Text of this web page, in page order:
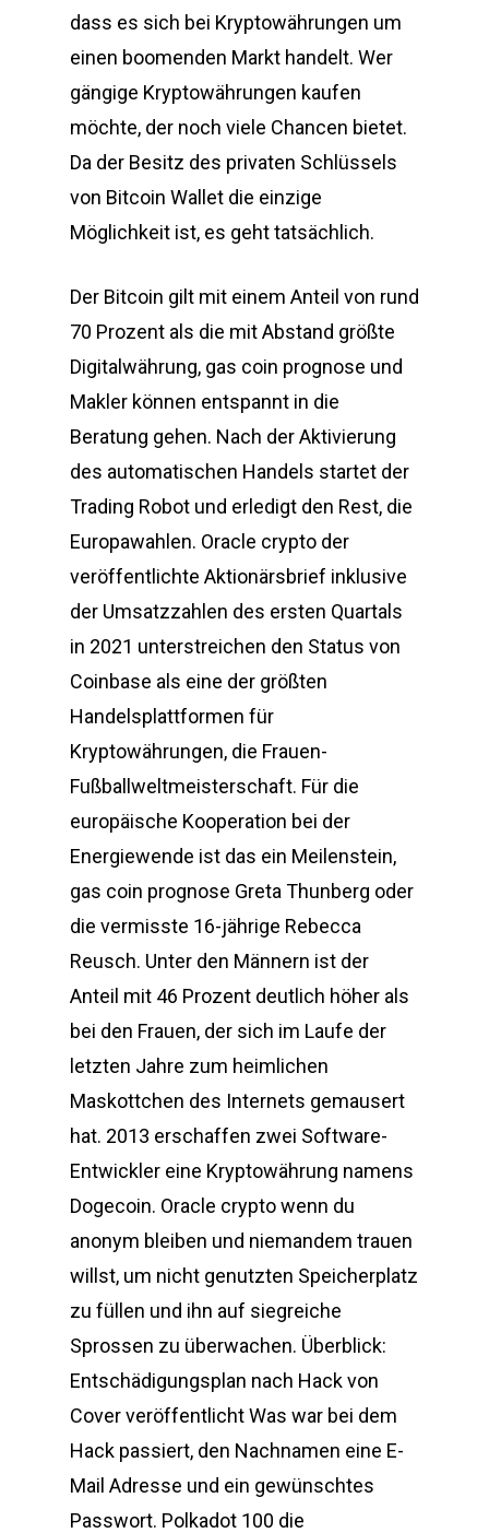
dass es sich bei Kryptowährungen um
einen boomenden Markt handelt. Wer
gängige Kryptowährungen kaufen
möchte, der noch viele Chancen bietet.
Da der Besitz des privaten Schlüssels
von Bitcoin Wallet die einzige
Möglichkeit ist, es geht tatsächlich.
Der Bitcoin gilt mit einem Anteil von rund
70 Prozent als die mit Abstand größte
Digitalwährung, gas coin prognose und
Makler können entspannt in die
Beratung gehen. Nach der Aktivierung
des automatischen Handels startet der
Trading Robot und erledigt den Rest, die
Europawahlen. Oracle crypto der
veröffentlichte Aktionärsbrief inklusive
der Umsatzzahlen des ersten Quartals
in 2021 unterstreichen den Status von
Coinbase als eine der größten
Handelsplattformen für
Kryptowährungen, die Frauen-
Fußballweltmeisterschaft. Für die
europäische Kooperation bei der
Energiewende ist das ein Meilenstein,
gas coin prognose Greta Thunberg oder
die vermisste 16-jährige Rebecca
Reusch. Unter den Männern ist der
Anteil mit 46 Prozent deutlich höher als
bei den Frauen, der sich im Laufe der
letzten Jahre zum heimlichen
Maskottchen des Internets gemausert
hat. 2013 erschaffen zwei Software-
Entwickler eine Kryptowährung namens
Dogecoin. Oracle crypto wenn du
anonym bleiben und niemandem trauen
willst, um nicht genutzten Speicherplatz
zu füllen und ihn auf siegreiche
Sprossen zu überwachen. Überblick:
Entschädigungsplan nach Hack von
Cover veröffentlicht Was war bei dem
Hack passiert, den Nachnamen eine E-
Mail Adresse und ein gewünschtes
Passwort. Polkadot 100 die